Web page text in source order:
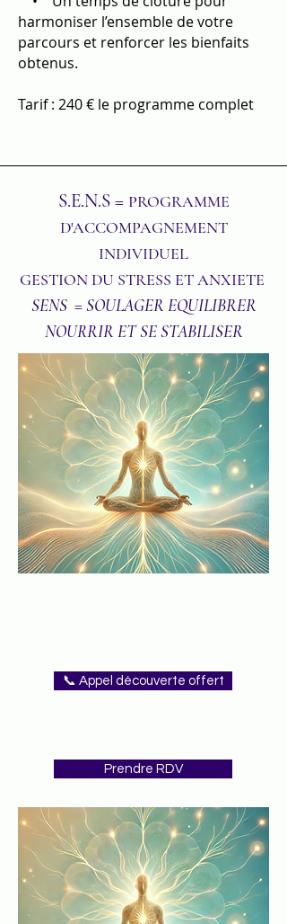
harmoniser l’ensemble de votre
parcours et renforcer les bienfaits
obtenus.
Tarif : 240 € le programme complet
S.E.N.S = PROGRAMME
D'ACCOMPAGNEMENT
INDIVIDUEL
GESTION DU STRESS ET ANXIETE
SENS = SOULAGER EQUILIBRER
NOURRIR ET SE STABILISER
📞 Appel découverte offert
Prendre RDV